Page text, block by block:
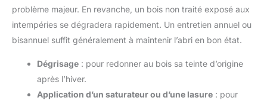
problème majeur. En revanche, un bois non traité exposé aux
intempéries se dégradera rapidement. Un entretien annuel ou
bisannuel suffit généralement à maintenir l’abri en bon état.
Dégrisage : pour redonner au bois sa teinte d’origine
après l’hiver.
Application d’un saturateur ou d’une lasure : pour